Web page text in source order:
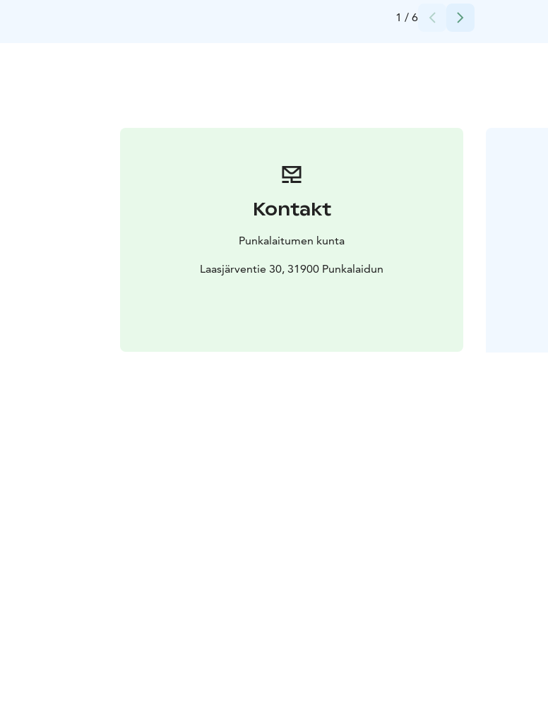
1 / 6
Kontakt
Punkalaitumen kunta
Laasjärventie 30, 31900 Punkalaidun